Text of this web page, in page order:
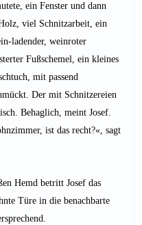
ein Fenster und dann
viel Schnitzarbeit, ein
ladender, weinroter
Fußschemel, ein kleines
mit passend
Der mit Schnitzereien
Behaglich, meint Josef.
ist das recht?«, sagt
Hemd betritt Josef das
Türe in die benachbarte